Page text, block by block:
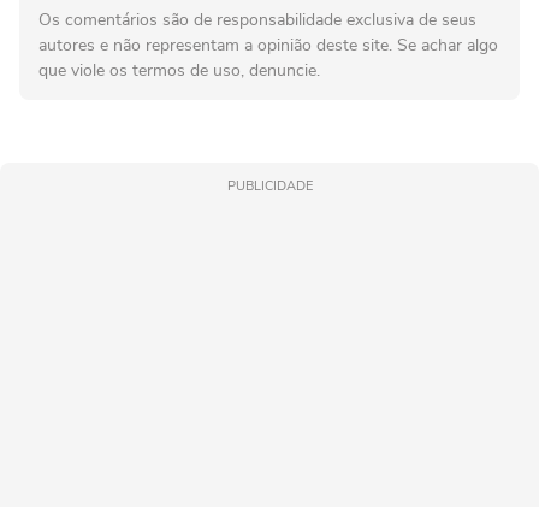
Os comentários são de responsabilidade exclusiva de seus
autores e não representam a opinião deste site. Se achar algo
que viole os termos de uso, denuncie.
PUBLICIDADE